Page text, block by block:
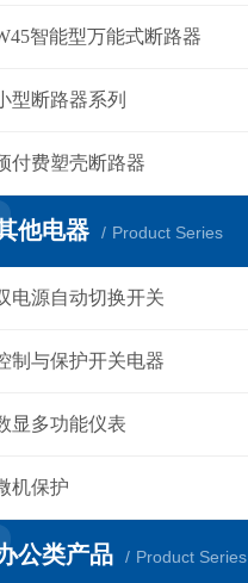
智能型万能式断路器
型断路器系列
付费塑壳断路器
他电器 Product Series
电源自动切换开关
制与保护开关电器
显多功能仪表
机保护
公类产品 Product Series